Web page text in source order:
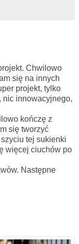
Chwilowo
się na innych
projekt, tylko
nic innowacyjnego,
kończę z
się tworzyć
tej sukienki
więcej ciuchów po
Następne